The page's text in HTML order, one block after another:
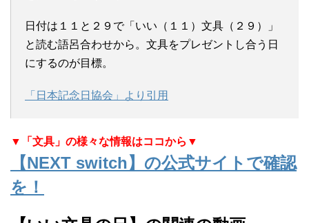
日付は１１と２９で「いい（１１）文具（２９）」
と読む語呂合わせから。文具をプレゼントし合う日
にするのが目標。
「日本記念日協会」より引用
▼「文具」の様々な情報はココから▼
【NEXT switch】の公式サイトで確認
を！